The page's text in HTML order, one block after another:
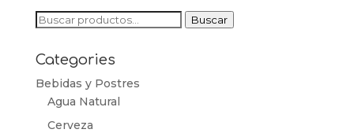
Buscar
Buscar
Categories
Bebidas y Postres
Agua Natural
Cerveza